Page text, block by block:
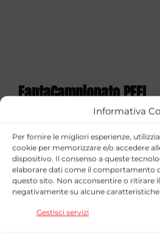
Informativa
Per fornire le migliori esperienze,
cookie per memorizzare e/o accedere
dispositivo. Il consenso a queste
elaborare dati come il comportamento
questo sito. Non acconsentire o ritirare
negativamente su alcune
Gestisci servizi
FantaCampionato PEFL
2025/26
FOOTBALL
TRASH
0
FantaCoppa PEFL 2026
STAGIONE TEAM